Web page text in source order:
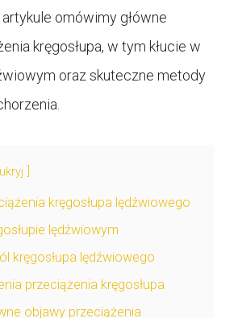
omówimy główne
kręgosłupa, w tym kłucie w
oraz skuteczne metody
ukryj
kręgosłupa lędźwiowego
lędźwiowym
kręgosłupa lędźwiowego
przeciążenia kręgosłupa
objawy przeciążenia